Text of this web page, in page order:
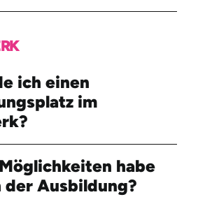
ich einen
im
habe
der Ausbildung?